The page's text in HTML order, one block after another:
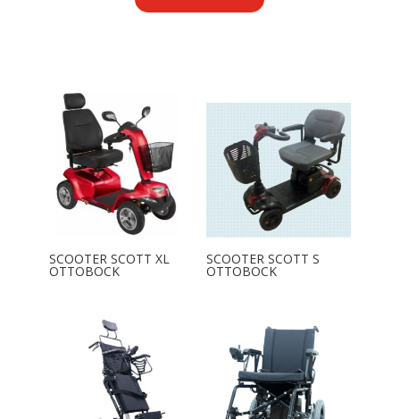
SCOOTER SCOTT XL
OTTOBOCK
SCOOTER SCOTT S
OTTOBOCK